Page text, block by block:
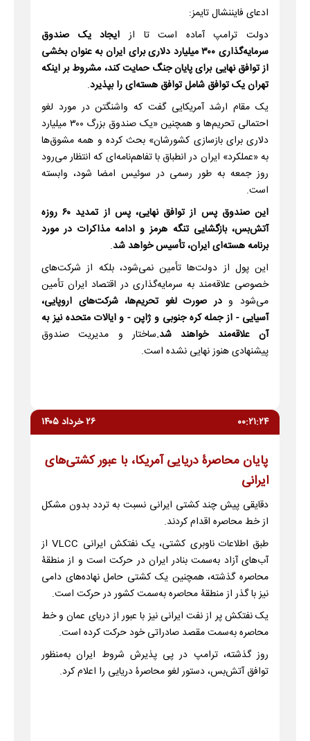
ادعای فایننشال تایمز:
دولت ترامپ آماده است تا از ایجاد یک صندوق
سرمایه‌گذاری ۳۰۰ میلیارد دلاری برای ایران به عنوان بخشی
از توافق نهایی برای پایان جنگ حمایت کند، مشروط بر اینکه
تهران یک توافق شامل توافق هسته‌ای را بپذیرد.
یک مقام ارشد آمریکایی گفت که واشنگتن در مورد لغو
احتمالی تحریم‌ها و همچنین «یک صندوق بزرگ ۳۰۰ میلیارد
دلاری برای بازسازی کشورشان» بحث کرده و همه مشوق‌ها
به «عملکرد» ایران در انطباق با تفاهم‌نامه‌ای که انتظار می‌رود
روز جمعه به طور رسمی در سوئیس امضا شود، وابسته
است.
این صندوق پس از توافق نهایی، پس از تمدید ۶۰ روزه
آتش‌بس، بازگشایی تنگه هرمز و ادامه مذاکرات در مورد
برنامه هسته‌ای ایران، تأسیس خواهد شد.
این پول از دولت‌ها تأمین نمی‌شود، بلکه از شرکت‌های
خصوصی علاقه‌مند به سرمایه‌گذاری در اقتصاد ایران تأمین
می‌شود ودر صورت لغو تحریم‌ها، شرکت‌های اروپایی،
آسیایی - از جمله کره جنوبی و ژاپن - و ایالات متحده نیز به
آن علاقه‌مند خواهند شد.ساختار و مدیریت صندوق
پیشنهادی هنوز نهایی نشده است.
۰۰:۲۱:۲۴ ۲۶ خرداد ۱۴۰۵
پایان محاصرۀ دریایی آمریکا، با عبور کشتی‌های
ایرانی
دقایقی پیش چند کشتی ایرانی نسبت به تردد بدون مشکل
از خط محاصره اقدام کردند.
طبق اطلاعات ناوبری کشتی، یک نفتکش ایرانی VLCC از
آب‌های آزاد به‌سمت بنادر ایران در حرکت است و از منطقۀ
محاصره گذشته، همچنین یک کشتی حامل نهاده‌های دامی‌
نیز با گذر از منطقۀ محاصره به‌سمت کشور در حرکت است.
یک نفتکش پر از نفت ایرانی نیز با عبور از دریای عمان و خط
محاصره به‌سمت مقصد صادراتی خود حرکت کرده است.
روز گذشته، ترامپ در پی پذیرش شروط ایران به‌منظور
توافق آتش‌بس، دستور لغو محاصرۀ دریایی را اعلام کرد.